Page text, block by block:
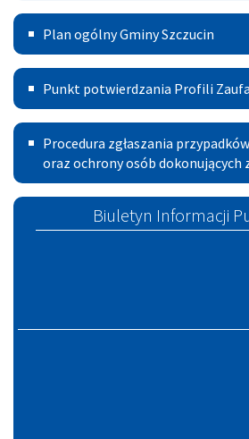
żywo
z
sesji
Rady
Miejskiej
Szczucinie
Plan
ogólny
Gminy
Szczucin
Plan ogólny Gminy Szczucin
Punkt
potwierdzania
Profili
Zaufanych
Punkt potwierdzania Profili
Procedura
zgłoszeń
Procedura zgłaszania
oraz ochrony osób dokonujących
Biuletyn Informacji